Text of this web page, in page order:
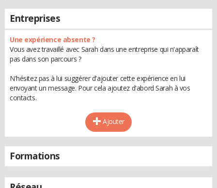
Entreprises
Une expérience absente ?
Vous avez travaillé avec Sarah dans une entreprise qui n'apparaît
pas dans son parcours ?
N'hésitez pas à lui suggérer d'ajouter cette expérience en lui
envoyant un message. Pour cela ajoutez d'abord Sarah à vos
contacts.
Ajouter
Formations